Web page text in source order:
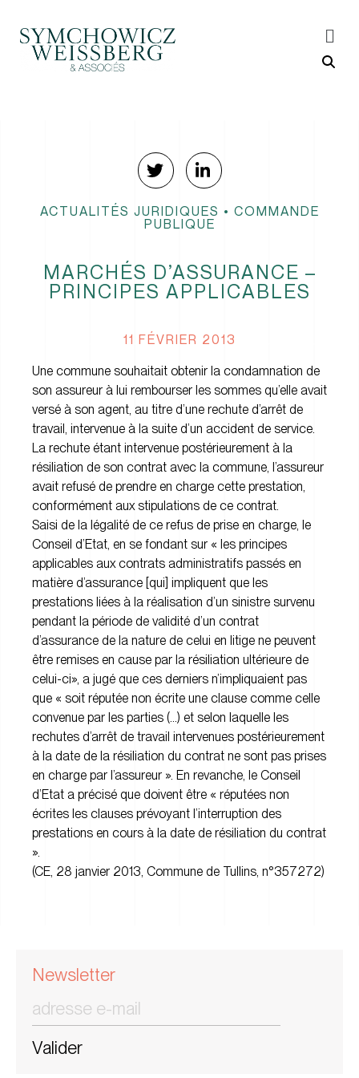
ACTUALITÉS JURIDIQUES • COMMANDE
PUBLIQUE
MARCHÉS D’ASSURANCE –
PRINCIPES APPLICABLES
11 FÉVRIER 2013
Une commune souhaitait obtenir la condamnation de
son assureur à lui rembourser les sommes qu’elle avait
versé à son agent, au titre d’une rechute d’arrêt de
travail, intervenue à la suite d’un accident de service.
La rechute étant intervenue postérieurement à la
résiliation de son contrat avec la commune, l’assureur
avait refusé de prendre en charge cette prestation,
conformément aux stipulations de ce contrat.
Saisi de la légalité de ce refus de prise en charge, le
Conseil d’Etat, en se fondant sur « les principes
applicables aux contrats administratifs passés en
matière d’assurance [qui] impliquent que les
prestations liées à la réalisation d’un sinistre survenu
pendant la période de validité d’un contrat
d’assurance de la nature de celui en litige ne peuvent
être remises en cause par la résiliation ultérieure de
celui-ci», a jugé que ces derniers n’impliquaient pas
que « soit réputée non écrite une clause comme celle
convenue par les parties (…) et selon laquelle les
rechutes d’arrêt de travail intervenues postérieurement
à la date de la résiliation du contrat ne sont pas prises
en charge par l’assureur ». En revanche, le Conseil
d’Etat a précisé que doivent être « réputées non
écrites les clauses prévoyant l’interruption des
prestations en cours à la date de résiliation du contrat
».
(CE, 28 janvier 2013, Commune de Tullins, n°357272)
Newsletter
Valider